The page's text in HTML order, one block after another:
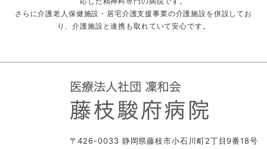
さらに介護老人保健施設・居宅介護支援事業の介護施設を併設してお
り、介護施設と連携も取れていて安心です。
〒426-0033 静岡県藤枝市小石川町2丁目9番18号